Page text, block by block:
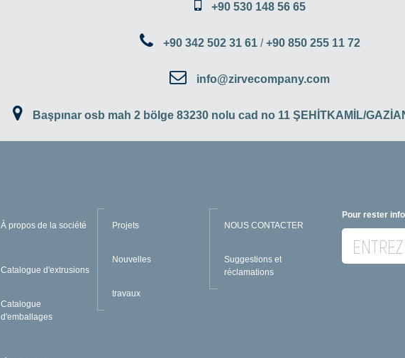
+90 530 148 56 65
+90 342 502 31 61/+90 850 255 11 72
info@zirvecompany.com
Başpınar osb mah 2 bölge 83230 nolu cad no 11 ŞEHİTKAMİL/
À propos de la société
Catalogue d'extrusions
Catalogue
d'emballages
Projets
Nouvelles
travaux
NOUS CONTACTER
Suggestions et
réclamations
Pour rester